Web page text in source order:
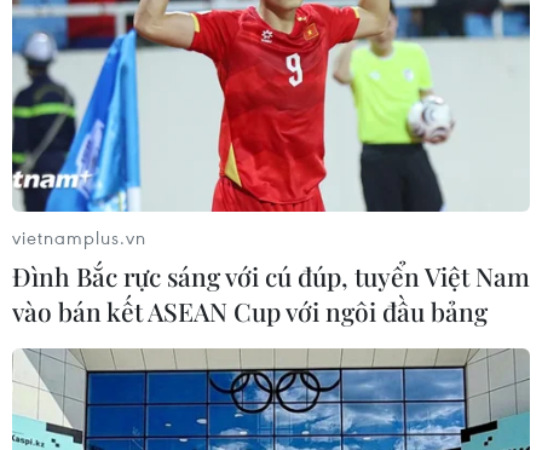
phẩm sau tiệc Giáng sinh
23/12/2023 02:29
Theo cơ quan y tế, hơn 700 nhân viên của Airbus
Atlantic ở miền Tây nước Pháp đã có "dấu hiệu lâm
sàng của nôn mửa hoặc tiêu chảy" sau khi tham gia
bữa tiệc Giáng sinh hồi tuần trước.
vietnamplus.vn
Đình Bắc rực sáng với cú đúp, tuyển Việt Nam
vào bán kết ASEAN Cup với ngôi đầu bảng